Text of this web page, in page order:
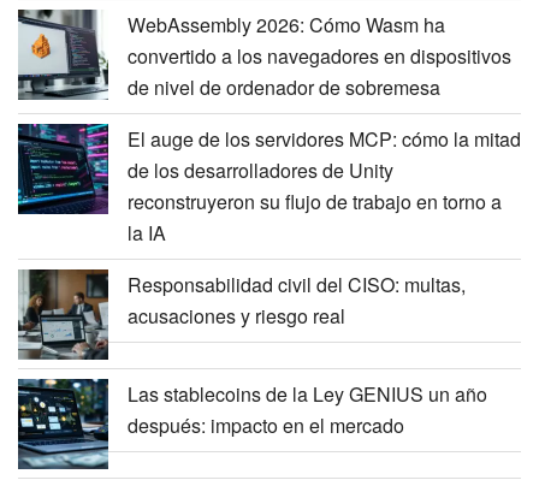
WebAssembly 2026: Cómo Wasm ha
convertido a los navegadores en dispositivos
de nivel de ordenador de sobremesa
El auge de los servidores MCP: cómo la mitad
de los desarrolladores de Unity
reconstruyeron su flujo de trabajo en torno a
la IA
Responsabilidad civil del CISO: multas,
acusaciones y riesgo real
Las stablecoins de la Ley GENIUS un año
después: impacto en el mercado